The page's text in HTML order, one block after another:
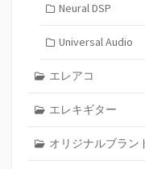
Neural DSP
Universal Audio
エレアコ
エレキギター
オリジナルブラン